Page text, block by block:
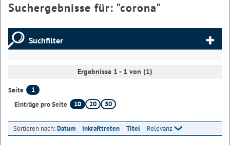
Suchergebnisse für: "corona"
Suchfilter
Ergebnisse 1 - 1 von (1)
Seite
1
Einträge pro Seite
10 20 50
Sortieren nach:Datum Inkrafttreten Titel Relevanz